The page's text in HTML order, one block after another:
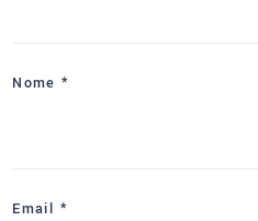
Nome*
Email *